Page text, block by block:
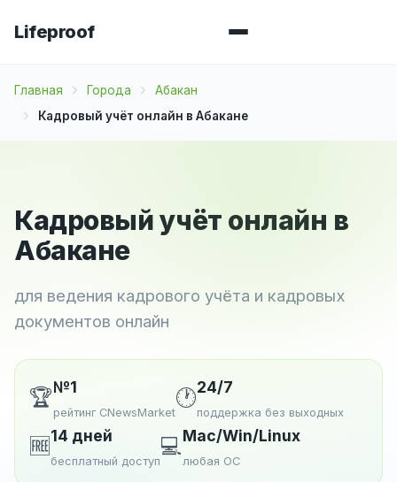
Lifeproof
Главная Города
Абакан
Кадровый учёт онлайн в Абакане
Кадровый учёт онлайн в
Абакане
для ведения кадрового учёта и кадровых
документов онлайн
🏆№1
рейтинг CNewsMarket
🕐24/7
поддержка без выходных
🆓14 дней
бесплатный доступ
💻Mac/Win/Linux
любая ОС